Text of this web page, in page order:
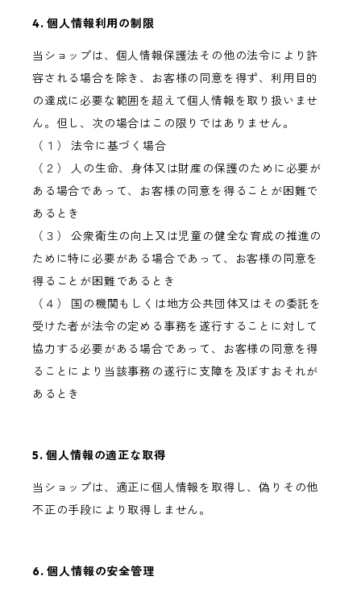
4. 個人情報利用の制限
当ショップは、個人情報保護法その他の法令により許
容される場合を除き、お客様の同意を得ず、利用目的
の達成に必要な範囲を超えて個人情報を取り扱いませ
ん。但し、次の場合はこの限りではありません。
（１） 法令に基づく場合
（２） 人の生命、身体又は財産の保護のために必要が
ある場合であって、お客様の同意を得ることが困難で
あるとき
（３） 公衆衛生の向上又は児童の健全な育成の推進の
ために特に必要がある場合であって、お客様の同意を
得ることが困難であるとき
（４） 国の機関もしくは地方公共団体又はその委託を
受けた者が法令の定める事務を遂行することに対して
協力する必要がある場合であって、お客様の同意を得
ることにより当該事務の遂行に支障を及ぼすおそれが
あるとき
5. 個人情報の適正な取得
当ショップは、適正に個人情報を取得し、偽りその他
不正の手段により取得しません。
6. 個人情報の安全管理